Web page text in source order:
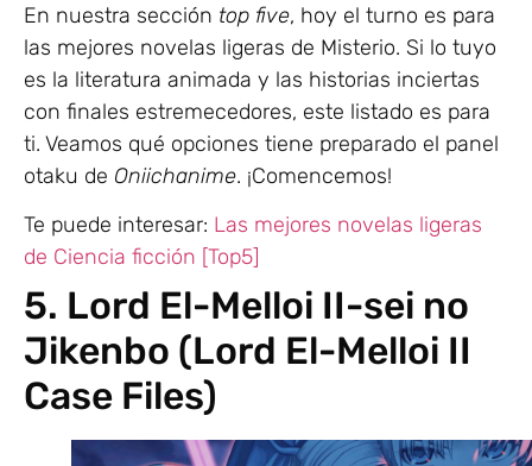
En nuestra sección top five, hoy el turno es para
las mejores novelas ligeras de Misterio. Si lo tuyo
es la literatura animada y las historias inciertas
con finales estremecedores, este listado es para
ti. Veamos qué opciones tiene preparado el panel
otaku de Oniichanime. ¡Comencemos!
Te puede interesar: Las mejores novelas ligeras
de Ciencia ficción [Top5]
5. Lord El-Melloi II-sei no
Jikenbo (Lord El-Melloi II
Case Files)